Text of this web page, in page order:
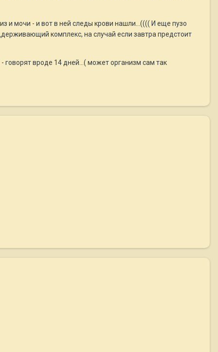
и мочи - и вот в ней следы крови нашли...(((( И еще пузо
комплекс, на случай если завтра предстоит
говорят вроде 14 дней...( может организм сам так